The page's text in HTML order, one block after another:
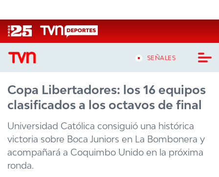
SEÑALES
CASTING MASTERCHEF CHILE
CASTING TVN VERTICAL
TVN VERTICAL
TVN PLAY
Copa Libertadores: los 16 equipos
clasificados a los octavos de final
Universidad Católica consiguió una histórica
victoria sobre Boca Juniors en La Bombonera y
acompañará a Coquimbo Unido en la próxima
ronda.